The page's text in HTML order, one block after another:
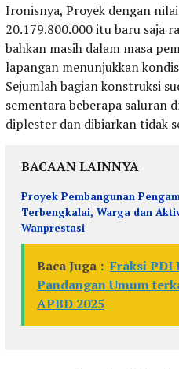
Ironisnya, Proyek dengan
20.179.800.000 itu baru saja
bahkan masih dalam masa
lapangan menunjukkan
Sejumlah bagian konstruksi
sementara beberapa saluran
diplester dan dibiarkan tidak
BACAAN LAINNYA
Proyek Pembangunan
Terbengkalai, Warga dan
Wanprestasi
Baca Juga : Fraksi PDI
Pandangan Umum
APBD 2025